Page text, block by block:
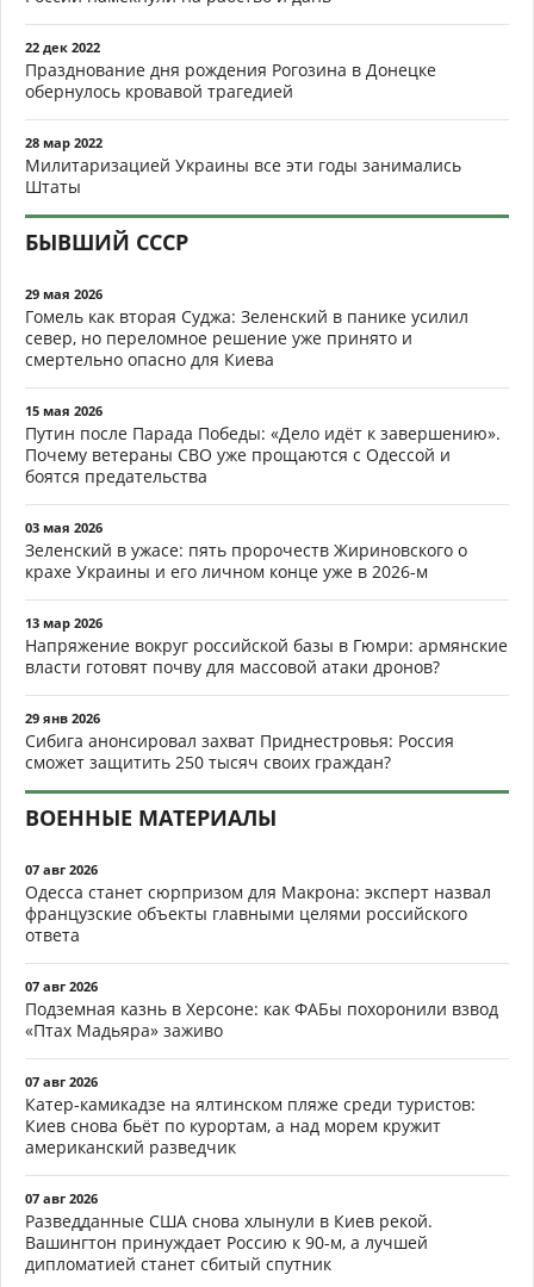
22 дек 2022
Празднование дня рождения Рогозина в Донецке
обернулось кровавой трагедией
28 мар 2022
Милитаризацией Украины все эти годы занимались
Штаты
БЫВШИЙ СССР
29 мая 2026
Гомель как вторая Суджа: Зеленский в панике усилил
север, но переломное решение уже принято и
смертельно опасно для Киева
15 мая 2026
Путин после Парада Победы: «Дело идёт к завершению».
Почему ветераны СВО уже прощаются с Одессой и
боятся предательства
03 мая 2026
Зеленский в ужасе: пять пророчеств Жириновского о
крахе Украины и его личном конце уже в 2026-м
13 мар 2026
Напряжение вокруг российской базы в Гюмри: армянские
власти готовят почву для массовой атаки дронов?
29 янв 2026
Сибига анонсировал захват Приднестровья: Россия
сможет защитить 250 тысяч своих граждан?
ВОЕННЫЕ МАТЕРИАЛЫ
07 авг 2026
Одесса станет сюрпризом для Макрона: эксперт назвал
французские объекты главными целями российского
ответа
07 авг 2026
Подземная казнь в Херсоне: как ФАБы похоронили взвод
«Птах Мадьяра» заживо
07 авг 2026
Катер-камикадзе на ялтинском пляже среди туристов:
Киев снова бьёт по курортам, а над морем кружит
американский разведчик
07 авг 2026
Разведданные США снова хлынули в Киев рекой.
Вашингтон принуждает Россию к 90-м, а лучшей
дипломатией станет сбитый спутник